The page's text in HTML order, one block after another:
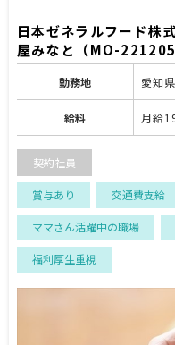
日本ゼネラルフード株
屋みなと（MO-
勤務地 愛知
給料 月給
契約社員
賞与あり 交通費支給
ママさん活躍中の職場
福利厚生重視